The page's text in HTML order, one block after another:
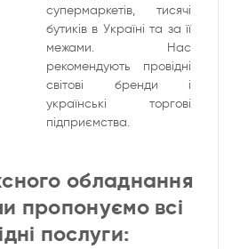
супермаркетів, тисячі
бутиків в Україні та за її
межами. Нас
рекомендують провідні
світові бренди і
українські торгові
підприємства.
обладнання
пропонуємо всі
послуги: